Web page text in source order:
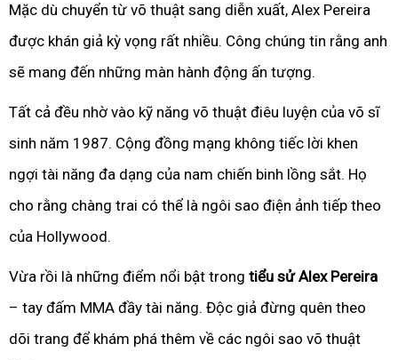
Mặc dù chuyển từ võ thuật sang diễn xuất, Alex Pereira
được khán giả kỳ vọng rất nhiều. Công chúng tin rằng anh
sẽ mang đến những màn hành động ấn tượng.
Tất cả đều nhờ vào kỹ năng võ thuật điêu luyện của võ sĩ
sinh năm 1987. Cộng đồng mạng không tiếc lời khen
ngợi tài năng đa dạng của nam chiến binh lồng sắt. Họ
cho rằng chàng trai có thể là ngôi sao điện ảnh tiếp theo
của Hollywood.
Vừa rồi là những điểm nổi bật trong tiểu sử Alex Pereira
– tay đấm MMA đầy tài năng. Độc giả đừng quên theo
dõi trang để khám phá thêm về các ngôi sao võ thuật